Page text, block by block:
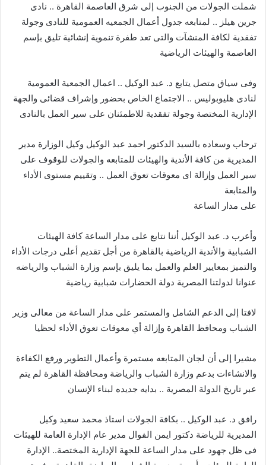
شملت الجولات من الجنوب إلى شرق العاصمة القاهرة .. نادى
جرين هيلز .. لمتابعه جدول أعمال الجمعيه العمومية للنادى وجولة
تفقدية لكافة المنشآت والتى تعد طفرة تنموية إنشائية تليق بإسم
العاصمة والهيئات الرياضية
وفى سياق متصل يتابع د. عبد الوكيل .. اعمال الجمعية العمومية
لنادى هليوبوليس .. الاجتماع الخاص بحضور وإشراف قضائى والجهة
الإدارية المختصة وجولة تفقدية للاطمئنان على سير العمل بالنادى
ترحاب وسعاده بالسيد الدكتور احمد عبد الوكيل وكيل الوزارة مدير
المديرية من كافة الأندية والهيئات للمتابعه والجولات للوقوف على
سير العمل وإزالة اى معوقات تعوق العمل .. وتقييم مستوى الأداء
والمتابعة
على مدار الساعة
وأعرب د. عبد الوكيل أننا نتابع على مدار الساعة كافة الهيئات
الشبابية والأندية الرياضية بالقاهرة من أجل تقديم أعلى درجات الأداء
والتميز بمعايير العلم والعمل بما يليق بإسم وزارة الشباب والرياضه
عنوانا لدولتنا المصرية دولة الحضارات شبابية رياضية
لافتا إلى الدعم الشامل والمستمر على مدار الساعة من معالى وزير
الشباب ومحافظ القاهرة وإزالة أي معوقات تعوق الأداء لحظيا
مشيرا إلى أن لجان المتابعه مستمرة وأعمال التطوير ورفع الكفاءة
والانشاءات بدعم وزارة الشباب والرياضة ومحافظة القاهرة لم يتم
عبر تاريخ الدولة المصرية .. بدايه جديده لبناء الإنسان
رافق د. عبد الوكيل .. بكافة الجولات استاذ محمد سعيد وكيل
المديرية للرياضة دكتور ايمن الفوال مدير عام الإدارة العامة للهيئات
فى ظل جهود على مدار الساعة للجهة الإدارية المختصة.. الإدارة